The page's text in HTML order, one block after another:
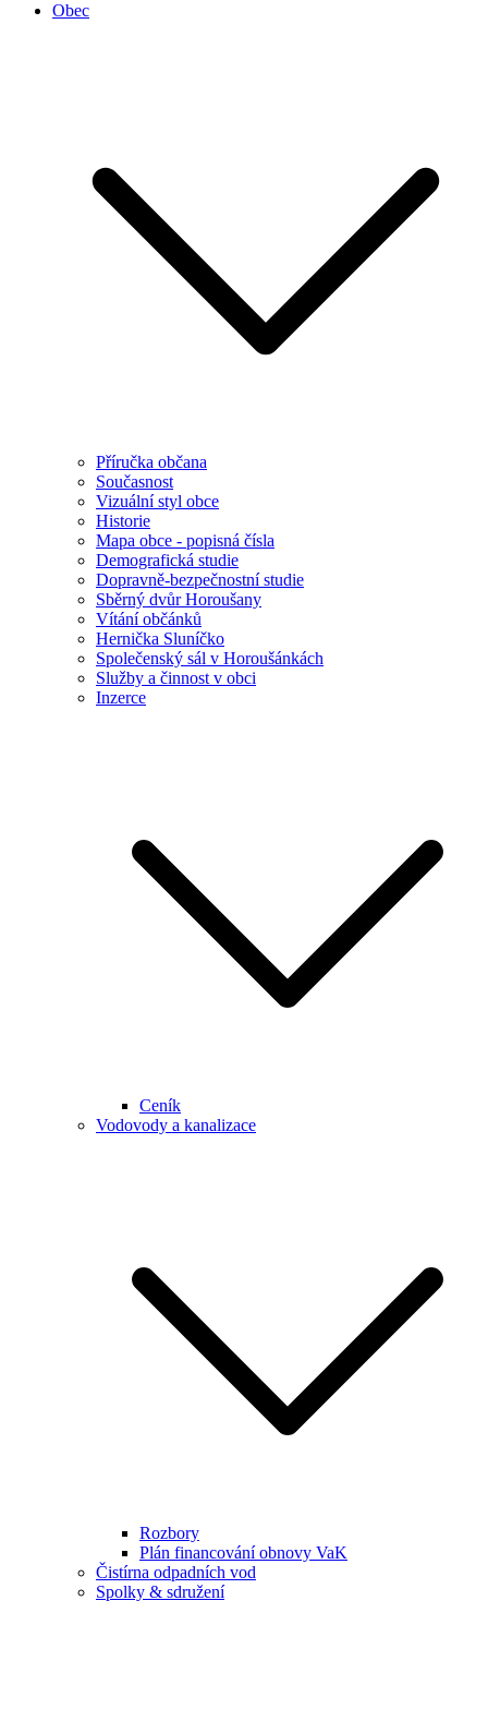
Obec
Příručka občana
Současnost
Vizuální styl obce
Historie
Mapa obce - popisná čísla
Demografická studie
Dopravně-bezpečnostní studie
Sběrný dvůr Horoušany
Vítání občánků
Hernička Sluníčko
Společenský sál v Horoušánkách
Služby a činnost v obci
Inzerce
Ceník
Vodovody a kanalizace
Rozbory
Plán financování obnovy VaK
Čistírna odpadních vod
Spolky & sdružení